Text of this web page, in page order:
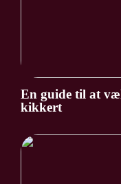
En guide til at
kikkert